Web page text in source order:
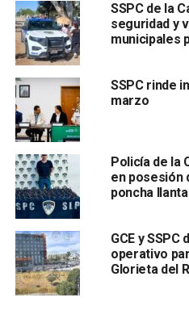
, por lo que especialistas
protocolo correspondiente
bienestar animal y
Ante este lamentable hecho, la
través del área de Bienestar
denuncia correspondiente
Estado, a fin de que esta
investigaciones contra
posibles actos de maltrato y
SSPC de la
seguridad y
municipales
SSPC rinde
marzo
Policía de la
en posesión
poncha
GCE y
operativo
Glorieta del